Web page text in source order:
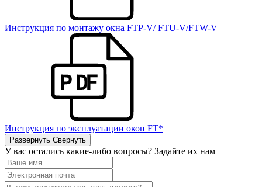
Инструкция по монтажу окна FTP-V/ FTU-V/FTW-V
Инструкция по эксплуатации окон FT*
Развернуть Свернуть
У вас остались какие-либо вопросы? Задайте их нам